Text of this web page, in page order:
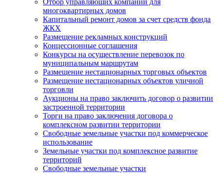
многоквартирных домов
Капитальный ремонт домов за счет средств фонда
ЖКХ
Размещение рекламных конструкций
Концессионные соглашения
Конкурсы на осуществление перевозок по
муниципальным маршрутам
Размещение нестационарных торговых объектов
Размещение нестационарных объектов уличной
торговли
Аукционы на право заключить договор о развитии
застроенной территории
Торги на право заключения договора о
комплексном развитии территории
Свободные земельные участки под коммерческое
использование
Земельные участки под комплексное развитие
территорий
Свободные земельные участки